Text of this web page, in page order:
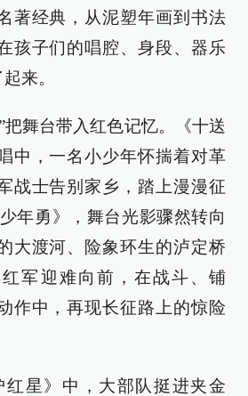
著经典，从泥塑年画到书法
孩子们的唱腔、身段、器乐
来。
把舞台带入红色记忆。《十送
中，一名小少年怀揣着对革
战士告别家乡，踏上漫漫征
年勇》，舞台光影骤然转向
大渡河、险象环生的泸定桥
军迎难向前，在战斗、铺
作中，再现长征路上的惊险
红星》中，大部队挺进夹金